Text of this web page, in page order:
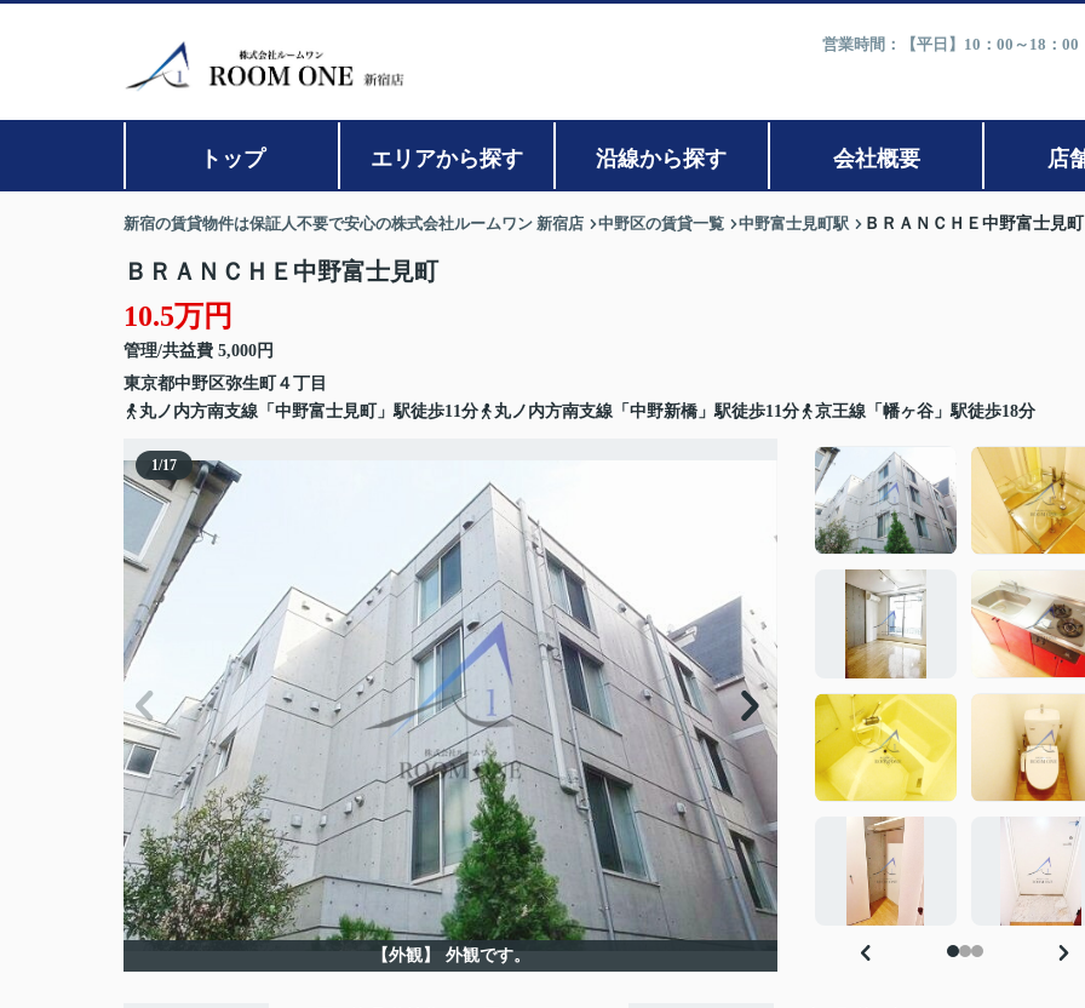
営業時間：【平日】10：00～18：
トップ エリアから探す 沿線から探す 会社概要 店
新宿の賃貸物件は保証人不要で安心の株式会社ルームワン 新宿店 中野区の賃貸一覧 中野富士見町駅 ＢＲＡＮＣＨＥ中野富士見町
ＢＲＡＮＣＨＥ中野富士見町
10.5万円
管理/共益費 5,000円
東京都中野区弥生町
４丁目
丸ノ内方南支線「中野富士見町」駅徒歩11分
丸ノ内方南支線「中野新橋」駅徒歩11分 京王線「幡ヶ谷」駅徒歩18分
1/17
【外観】 外観です。